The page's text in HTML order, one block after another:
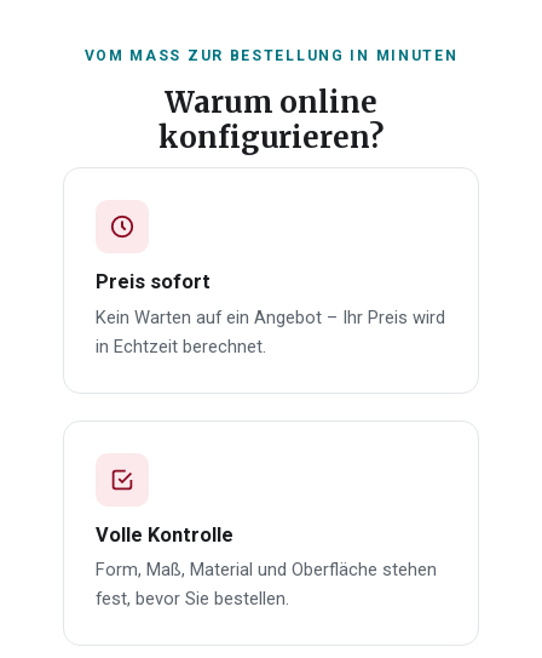
VOM MASS ZUR BESTELLUNG IN MINUTEN
Warum online
konfigurieren?
Preis sofort
Kein Warten auf ein Angebot – Ihr Preis wird
in Echtzeit berechnet.
Volle Kontrolle
Form, Maß, Material und Oberfläche stehen
fest, bevor Sie bestellen.